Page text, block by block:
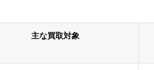
主な買取対象